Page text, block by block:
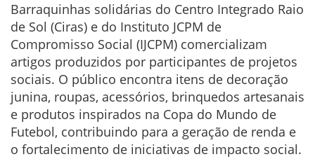
Barraquinhas solidárias do Centro Integrado Raio
de Sol (Ciras) e do Instituto JCPM de
Compromisso Social (IJCPM) comercializam
artigos produzidos por participantes de projetos
sociais. O público encontra itens de decoração
junina, roupas, acessórios, brinquedos artesanais
e produtos inspirados na Copa do Mundo de
Futebol, contribuindo para a geração de renda e
o fortalecimento de iniciativas de impacto social.